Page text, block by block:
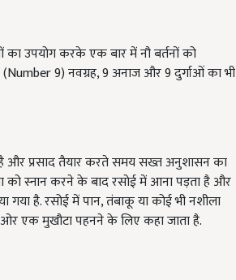
उपयोग करके एक बार में नौ बर्तनों को
9) नवग्रह, 9 अनाज और 9 दुर्गाओं का भी
है और प्रसाद तैयार करते समय सख्त अनुशासन का
को स्नान करने के बाद रसोई में आना पड़ता है और
है. रसोई में पान, तंबाकू या कोई भी नशीला
एक मुखौटा पहनने के लिए कहा जाता है.